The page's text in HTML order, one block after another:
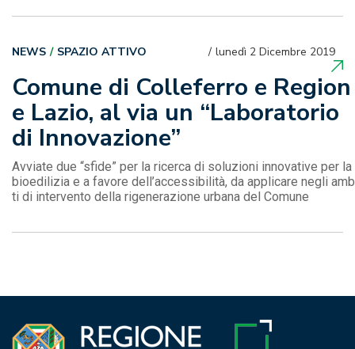
Comune di Colleferro e Region
e Lazio, al via un “Laboratorio
di Innovazione”
lunedì 2 Dicembre 2019
NEWS SPAZIO ATTIVO
Avviate due “sfide” per la ricerca di soluzioni innovative per la
bioedilizia e a favore dell’accessibilità, da applicare negli
ti di intervento della rigenerazione urbana del Comune